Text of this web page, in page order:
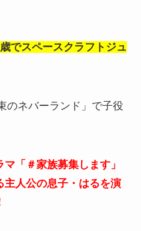
でスペースクラフトジュ
のネバーランド」で子役
「＃家族募集します」
主人公の息子・はるを演